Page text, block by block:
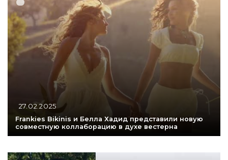
27.02.2025
Frankies Bikinis и Белла Хадид представили новую
совместную коллаборацию в духе вестерна